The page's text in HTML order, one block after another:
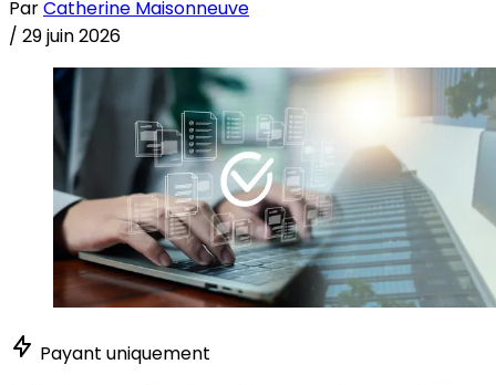
ParCatherine Maisonneuve
/ 29 juin 2026
Payant uniquement